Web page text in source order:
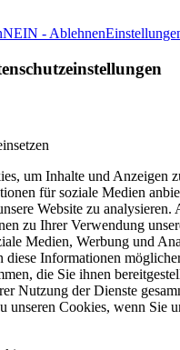
NEIN - Ablehnen
um Inhalte und Anzeigen
für soziale Medien
Website zu analysieren.
zu Ihrer Verwendung
Medien, Werbung und
diese Informationen
die Sie ihnen
Nutzung der Dienste
unseren Cookies, wenn Sie